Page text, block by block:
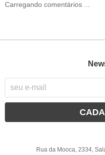
Carregando comentários ...
Rua da Mooca, 2334,